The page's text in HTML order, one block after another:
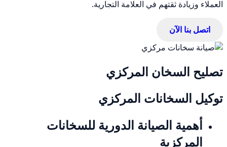
العملاء وزيادة ثقتهم في العلامة التجارية.
اتصل بنا الآن
تصليح السخان المركزي
توكيل السخانات المركزي
أهمية الصيانة الدورية للسخانات
المركزية